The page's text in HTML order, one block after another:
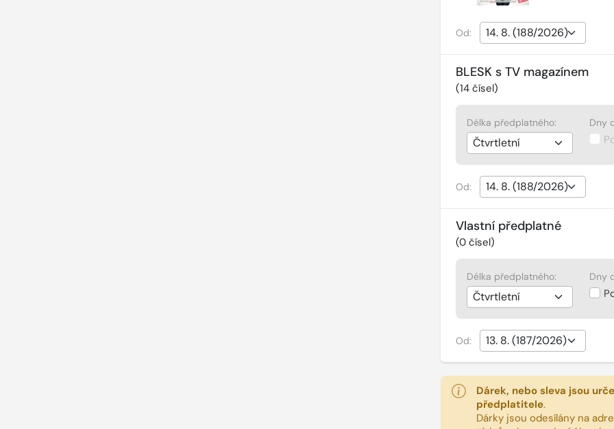
Od:
BLESK s TV magazínem
(14čísel)
Délka předplatného: Dny
Od:
Vlastní předplatné
(0čísel)
Délka předplatného: Dny
Od:
Dárek, nebo sleva jsou
předplatitele.
Dárky jsou odesílány na